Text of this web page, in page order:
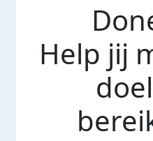
Help jij